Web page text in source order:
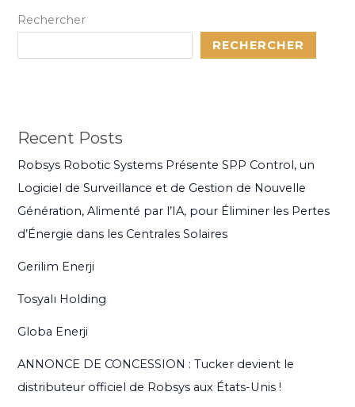
Rechercher
RECHERCHER
Recent Posts
Robsys Robotic Systems Présente SPP Control, un
Logiciel de Surveillance et de Gestion de Nouvelle
Génération, Alimenté par l’IA, pour Éliminer les Pertes
d’Énergie dans les Centrales Solaires
Gerilim Enerji
Tosyalı Holding
Globa Enerji
ANNONCE DE CONCESSION : Tucker devient le
distributeur officiel de Robsys aux États-Unis !